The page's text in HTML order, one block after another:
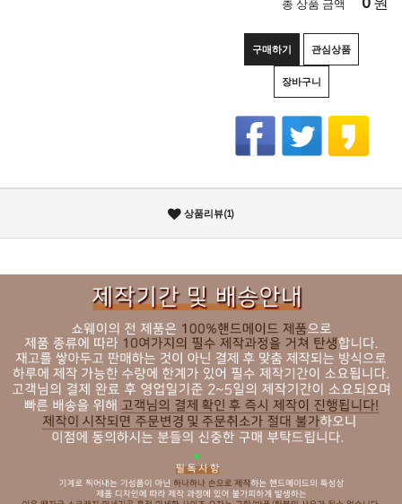
총 상품 금액
구매하기 관심상품
장바구니
상품리뷰(1)